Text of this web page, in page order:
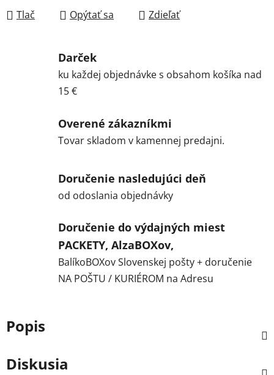
Tlač Opýtať sa Zdieľať
Darček
ku každej objednávke s obsahom košíka nad
15 €
Overené zákazníkmi
Tovar skladom v kamennej predajni.
Doručenie nasledujúci deň
od odoslania objednávky
Doručenie do výdajných miest
PACKETY, AlzaBOXov,
BalíkoBOXov Slovenskej pošty + doručenie
NA POŠTU / KURIÉROM na Adresu
Popis
Diskusia